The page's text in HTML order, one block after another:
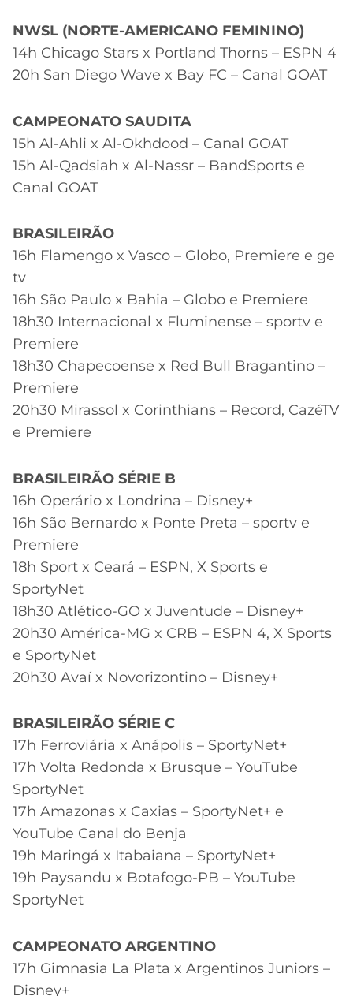
NWSL (NORTE-AMERICANO FEMININO)
14h Chicago Stars x Portland Thorns – ESPN 4
20h San Diego Wave x Bay FC – Canal GOAT
CAMPEONATO SAUDITA
15h Al-Ahli x Al-Okhdood – Canal GOAT
15h Al-Qadsiah x Al-Nassr – BandSports e
Canal GOAT
BRASILEIRÃO
16h Flamengo x Vasco – Globo, Premiere e ge
tv
16h São Paulo x Bahia – Globo e Premiere
18h30 Internacional x Fluminense – sportv e
Premiere
18h30 Chapecoense x Red Bull Bragantino –
Premiere
20h30 Mirassol x Corinthians – Record, CazéTV
e Premiere
BRASILEIRÃO SÉRIE B
16h Operário x Londrina – Disney+
16h São Bernardo x Ponte Preta – sportv e
Premiere
18h Sport x Ceará – ESPN, X Sports e
SportyNet
18h30 Atlético-GO x Juventude – Disney+
20h30 América-MG x CRB – ESPN 4, X Sports
e SportyNet
20h30 Avaí x Novorizontino – Disney+
BRASILEIRÃO SÉRIE C
17h Ferroviária x Anápolis – SportyNet+
17h Volta Redonda x Brusque – YouTube
SportyNet
17h Amazonas x Caxias – SportyNet+ e
YouTube Canal do Benja
19h Maringá x Itabaiana – SportyNet+
19h Paysandu x Botafogo-PB – YouTube
SportyNet
CAMPEONATO ARGENTINO
17h Gimnasia La Plata x Argentinos Juniors –
Disney+